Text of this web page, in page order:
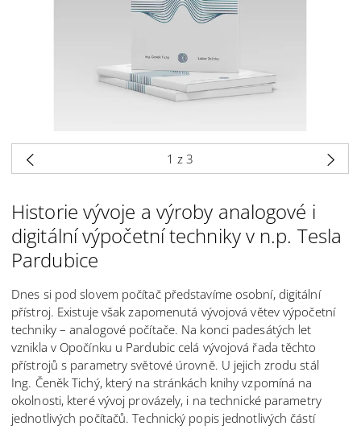
Historie vývoje a výroby analogové i
digitální výpočetní techniky v n.p. Tesla
Pardubice
Dnes si pod slovem počítač představíme osobní, digitální
přístroj. Existuje však zapomenutá vývojová větev výpočetní
techniky – analogové počítače. Na konci padesátých let
vznikla v Opočínku u Pardubic celá vývojová řada těchto
přístrojů s parametry světové úrovně. U jejich zrodu stál
Ing. Čeněk Tichý, který na stránkách knihy vzpomíná na
okolnosti, které vývoj provázely, i na technické parametry
jednotlivých počítačů. Technický popis jednotlivých částí
1 z 3